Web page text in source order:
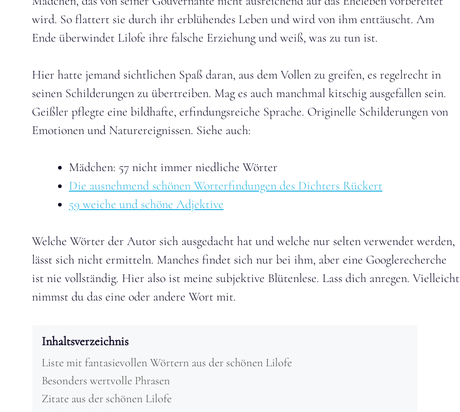
wird. So flattert sie durch ihr erblühendes Leben und wird von ihm enttäuscht. Am
Ende überwindet Lilofe ihre falsche Erziehung und weiß, was zu tun ist.
Hier hatte jemand sichtlichen Spaß daran, aus dem Vollen zu greifen, es regelrecht in
seinen Schilderungen zu übertreiben. Mag es auch manchmal kitschig ausgefallen sein.
Geißler pflegte eine bildhafte, erfindungsreiche Sprache. Originelle Schilderungen von
Emotionen und Naturereignissen. Siehe auch:
Mädchen: 57 nicht immer niedliche Wörter
Die ausnehmend schönen Worterfindungen des Dichters Rückert
59 weiche und schöne Adjektive
Welche Wörter der Autor sich ausgedacht hat und welche nur selten verwendet werden,
lässt sich nicht ermitteln. Manches findet sich nur bei ihm, aber eine Googlerecherche
ist nie vollständig. Hier also ist meine subjektive Blütenlese. Lass dich anregen. Vielleicht
nimmst du das eine oder andere Wort mit.
Inhaltsverzeichnis
Liste mit fantasievollen Wörtern aus der schönen Lilofe
Besonders wertvolle Phrasen
Zitate aus der schönen Lilofe